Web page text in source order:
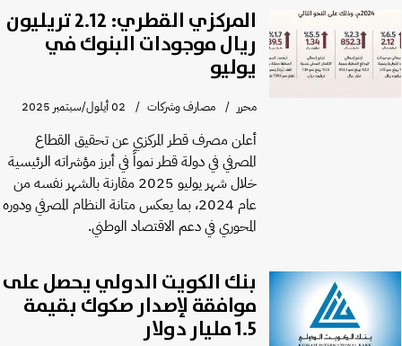
المركزي القطري: 2.12 تريليون
ريال موجودات البنوك في
يوليو
محرر مصارف وشركات 02 أيلول/سبتمبر 2025
أعلن مصرف قطر المركزي عن تحقيق القطاع
المصرفي في دولة قطر نمواً في أبرز مؤشراته الرئيسية
خلال شهر يوليو 2025 مقارنة بالشهر نفسه من
عام 2024، بما يعكس متانة النظام المصرفي ودوره
المحوري في دعم الاقتصاد الوطني.
بنك الكويت الدولي يحصل على
موافقة لإصدار صكوك بقيمة
1.5 مليار دولار